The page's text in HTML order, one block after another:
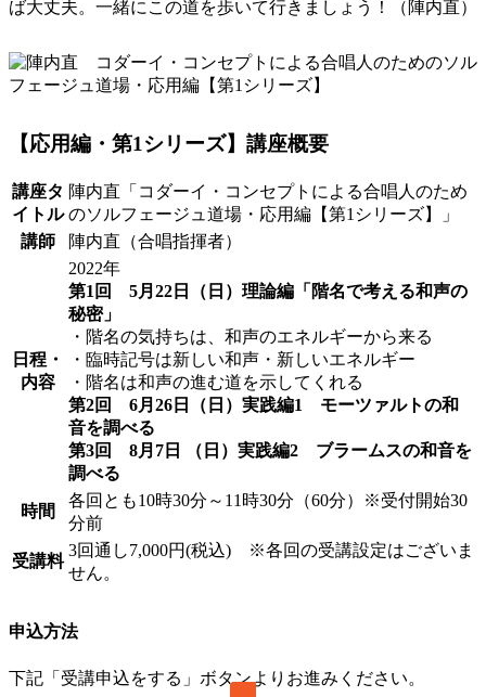
ば大丈夫。一緒にこの道を歩いて行きましょう！（陣内直）
【応用編・第1シリーズ】講座概要
講座タ
イトル
陣内直「コダーイ・コンセプトによる合唱人のため
のソルフェージュ道場・応用編【第1シリーズ】」
講師
陣内直（合唱指揮者）
日程・
内容
2022年
第1回 5月22日（日）理論編「階名で考える和声の
秘密」
・階名の気持ちは、和声のエネルギーから来る
・臨時記号は新しい和声・新しいエネルギー
・階名は和声の進む道を示してくれる
第2回 6月26日（日）実践編1 モーツァルトの和
音を調べる
第3回 8月7日 （日）実践編2 ブラームスの和音を
調べる
時間
各回とも10時30分～11時30分（60分）※受付開始30
分前
受講料
3回通し7,000円(税込) ※各回の受講設定はございま
せん。
申込方法
下記「受講申込をする」ボタンよりお進みください。